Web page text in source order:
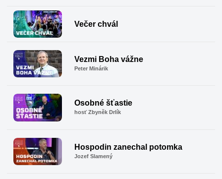
Večer chvál
Vezmi Boha vážne
Peter Minárik
Osobné šťastie
hosť Zbyněk Drlík
Hospodin zanechal potomka
Jozef Slamený